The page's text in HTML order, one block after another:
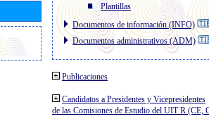
Plantillas
Documentos de información (INFO)
Documentos administrativos (ADM)
Publicaciones
Candidatos a Presidentes y Vicepresidentes
de las Comisiones de Estudio del UIT R (CE,